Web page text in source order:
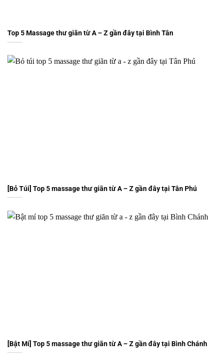
Top 5 Massage thư giãn từ A – Z gần đây tại Bình Tân
[Bỏ Túi] Top 5 massage thư giãn từ A – Z gần đây tại Tân Phú
[Bật Mí] Top 5 massage thư giãn từ A – Z gần đây tại Bình Chánh